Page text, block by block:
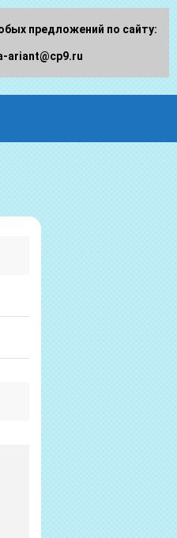
предложений по сайту:
ariant@cp9.ru